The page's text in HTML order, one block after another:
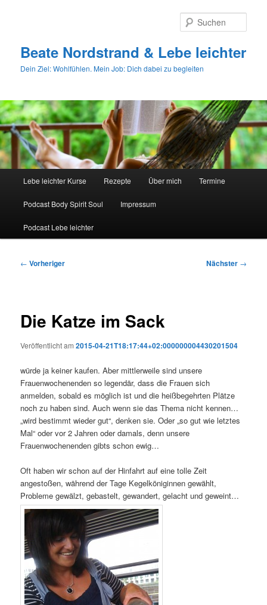
Beate Nordstrand & Lebe leichter
Dein Ziel: Wohlfühlen. Mein Job: Dich dabei zu begleiten
Lebe leichter Kurse Rezepte Über mich Termine
Podcast Body Spirit Soul Impressum
Podcast Lebe leichter
Beitragsnavigation
← Vorheriger Nächster →
Die Katze im Sack
Veröffentlicht am2015-04-21T18:17:44+02:000000004430201504
würde ja keiner kaufen. Aber mittlerweile sind unsere
Frauenwochenenden so legendär, dass die Frauen sich
anmelden, sobald es möglich ist und die heißbegehrten Plätze
noch zu haben sind. Auch wenn sie das Thema nicht kennen…
„wird bestimmt wieder gut“, denken sie. Oder „so gut wie letztes
Mal“ oder vor 2 Jahren oder damals, denn unsere
Frauenwochenenden gibts schon ewig…
Oft haben wir schon auf der Hinfahrt auf eine tolle Zeit
angestoßen, während der Tage Kegelköniginnen gewählt,
Probleme gewälzt, gebastelt, gewandert, gelacht und geweint…